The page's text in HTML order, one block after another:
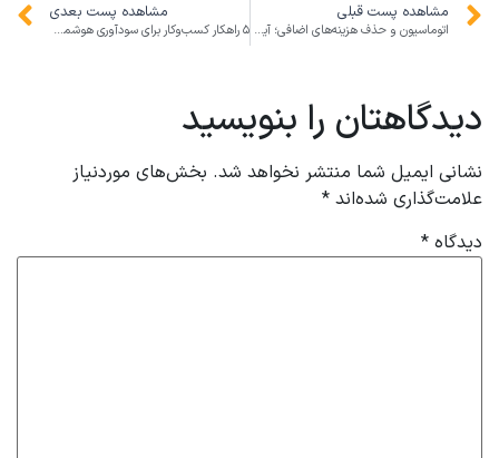
مشاهده پست قبلی
اتوماسیون و حذف هزینه‌های اضافی؛ آینده کار در ایران تا ۱۴۰۵
مشاهده پست بعدی
۵ راهکار کسب‌وکار برای سودآوری هوشمندانه در شرایط نوسان انس جهانی طلا
دیدگاهتان را بنویسید
نشانی ایمیل شما منتشر نخواهد شد. بخش‌های موردنیاز
علامت‌گذاری شده‌اند *
دیدگاه *